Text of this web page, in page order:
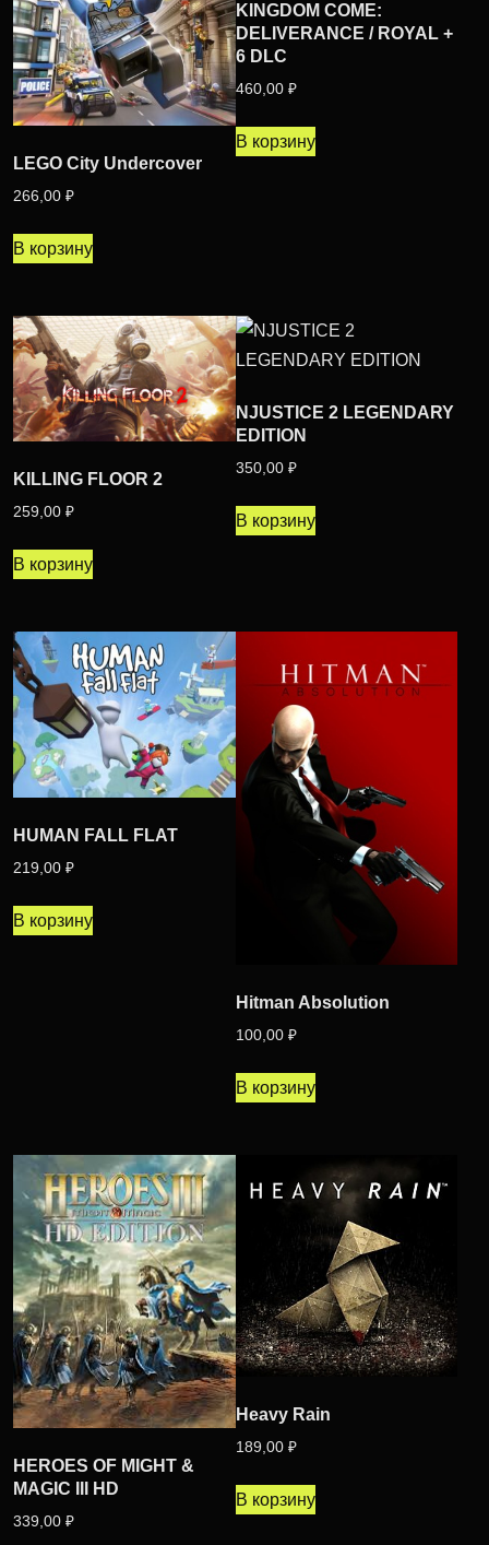
LEGO City Undercover
266,00 ₽
В корзину
KINGDOM COME:
DELIVERANCE / ROYAL +
6 DLC
460,00 ₽
В корзину
KILLING FLOOR 2
259,00 ₽
В корзину
NJUSTICE 2 LEGENDARY
EDITION
350,00 ₽
В корзину
HUMAN FALL FLAT
219,00 ₽
В корзину
Hitman Absolution
100,00 ₽
В корзину
HEROES OF MIGHT &
MAGIC III HD
339,00 ₽
Heavy Rain
189,00 ₽
В корзину